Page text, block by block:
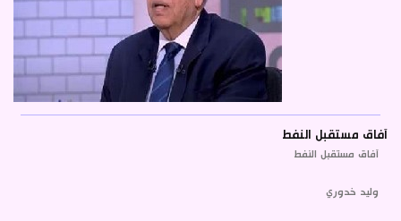
آفاق مستقبل النفط
آفاق مستقبل النفط
وليد خدوري